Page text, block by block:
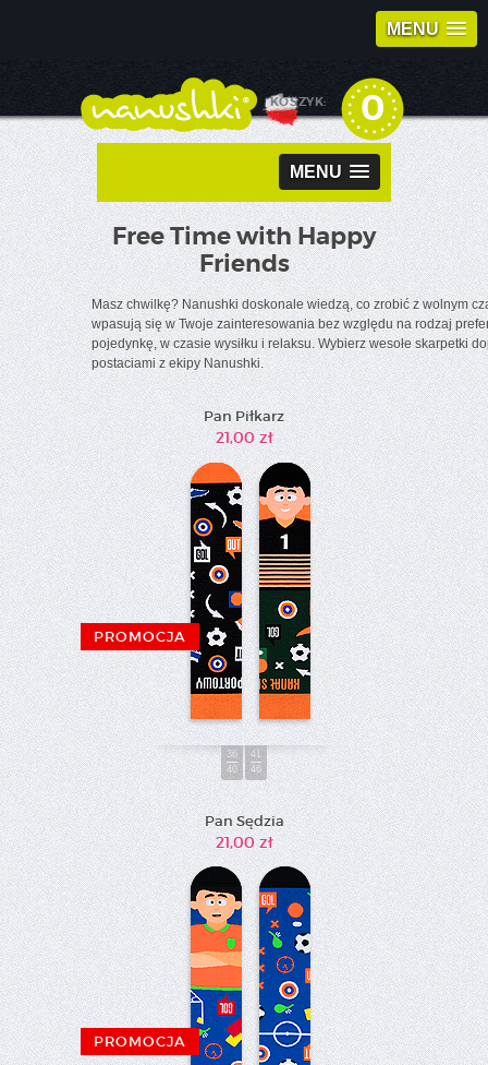
MENU
KOSZYK: 0
MENU
Free Time with Happy
Friends
Masz chwilkę? Nanushki doskonale wiedzą, co zrobić z wolnym
wpasują się w Twoje zainteresowania bez względu na rodzaj
pojedynkę, w czasie wysiłku i relaksu. Wybierz wesołe skarpetki
postaciami z ekipy Nanushki.
Pan Piłkarz
21,00 zł
PROMOCJA
36
40
41
46
Pan Sędzia
21,00 zł
PROMOCJA